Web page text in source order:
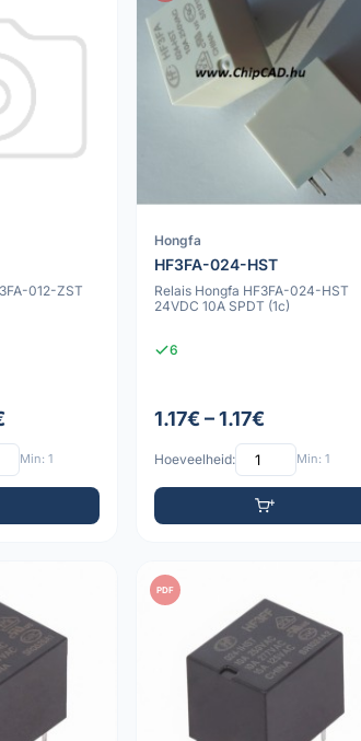
012-ZST
Min: 1
Hongfa
HF3FA-024-HST
Relais Hongfa HF3FA-024-HST
24VDC 10A SPDT (1c)
6
1.17€ – 1.17€
Hoeveelheid: Min: 1
PDF